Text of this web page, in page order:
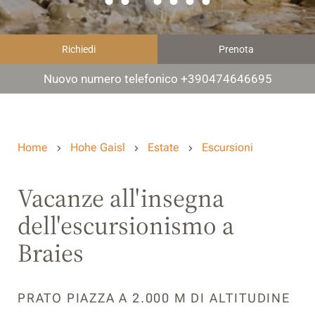
Richiedi Prenota
Nuovo numero telefonico +390474646695
Home Hohe Gaisl Estate Escursioni
Vacanze all'insegna
dell'escursionismo a
Braies
PRATO PIAZZA A 2.000 M DI ALTITUDINE